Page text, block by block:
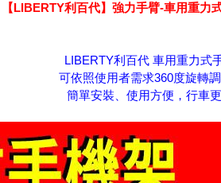
【LIBERTY利百代】強力手臂-車用重力
LIBERTY利百代 車用重力式
可依照使用者需求360度旋轉調
簡單安裝、使用方便，行車更